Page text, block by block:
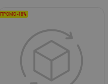
ПРОМО -18%